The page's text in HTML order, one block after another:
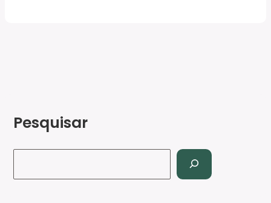
Pesquisar